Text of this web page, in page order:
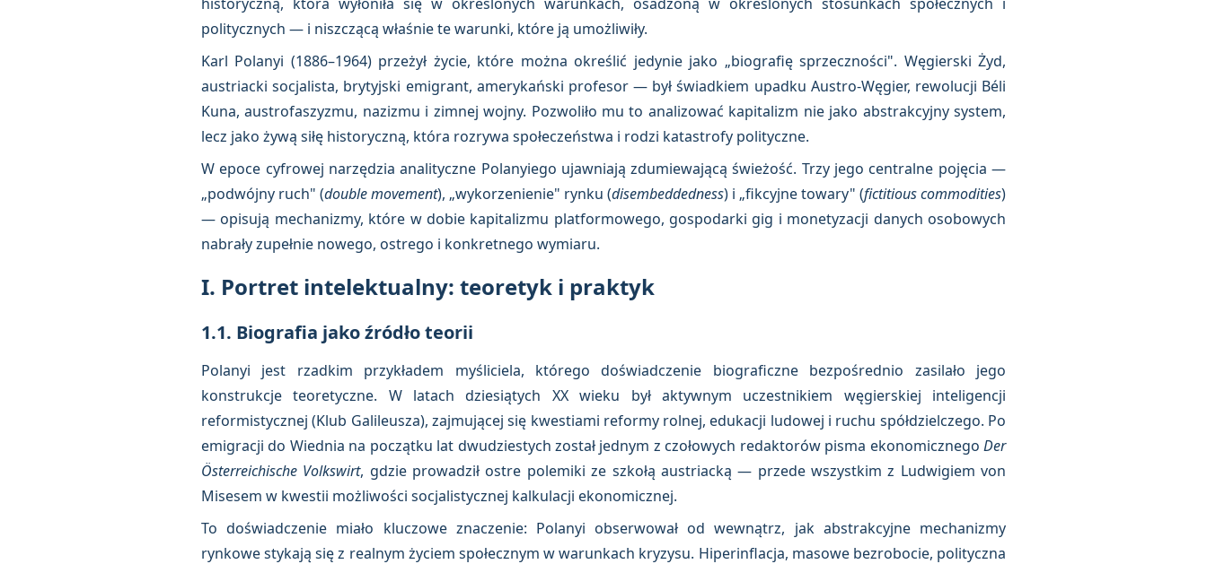
politycznych — i niszczącą właśnie te warunki, które ją umożliwiły.
Karl Polanyi (1886–1964) przeżył życie, które można określić jedynie jako „biografię sprzeczności". Węgierski Żyd,
austriacki socjalista, brytyjski emigrant, amerykański profesor — był świadkiem upadku Austro-Węgier, rewolucji Béli
Kuna, austrofaszyzmu, nazizmu i zimnej wojny. Pozwoliło mu to analizować kapitalizm nie jako abstrakcyjny system,
lecz jako żywą siłę historyczną, która rozrywa społeczeństwa i rodzi katastrofy polityczne.
W epoce cyfrowej narzędzia analityczne Polanyiego ujawniają zdumiewającą świeżość. Trzy jego centralne pojęcia —
„podwójny ruch" (double movement), „wykorzenienie" rynku (disembeddedness) i „fikcyjne towary" (fictitious commodities)
— opisują mechanizmy, które w dobie kapitalizmu platformowego, gospodarki gig i monetyzacji danych osobowych
nabrały zupełnie nowego, ostrego i konkretnego wymiaru.
I. Portret intelektualny: teoretyk i praktyk
1.1. Biografia jako źródło teorii
Polanyi jest rzadkim przykładem myśliciela, którego doświadczenie biograficzne bezpośrednio zasilało jego
konstrukcje teoretyczne. W latach dziesiątych XX wieku był aktywnym uczestnikiem węgierskiej inteligencji
reformistycznej (Klub Galileusza), zajmującej się kwestiami reformy rolnej, edukacji ludowej i ruchu spółdzielczego. Po
emigracji do Wiednia na początku lat dwudziestych został jednym z czołowych redaktorów pisma ekonomicznego Der
Österreichische Volkswirt, gdzie prowadził ostre polemiki ze szkołą austriacką — przede wszystkim z Ludwigiem von
Misesem w kwestii możliwości socjalistycznej kalkulacji ekonomicznej.
To doświadczenie miało kluczowe znaczenie: Polanyi obserwował od wewnątrz, jak abstrakcyjne mechanizmy
rynkowe stykają się z realnym życiem społecznym w warunkach kryzysu. Hiperinflacja, masowe bezrobocie, polityczna